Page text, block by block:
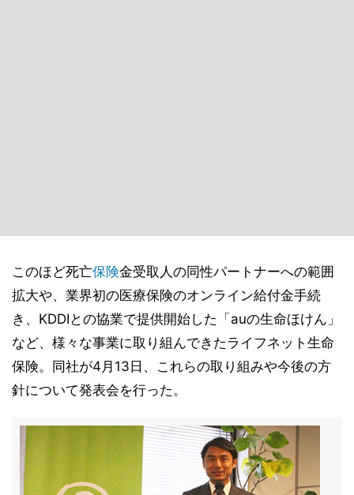
このほど死亡保険金受取人の同性パートナーへの範囲
拡大や、業界初の医療保険のオンライン給付金手続
き、KDDIとの協業で提供開始した「auの生命ほけん」
など、様々な事業に取り組んできたライフネット生命
保険。同社が4月13日、これらの取り組みや今後の方
針について発表会を行った。